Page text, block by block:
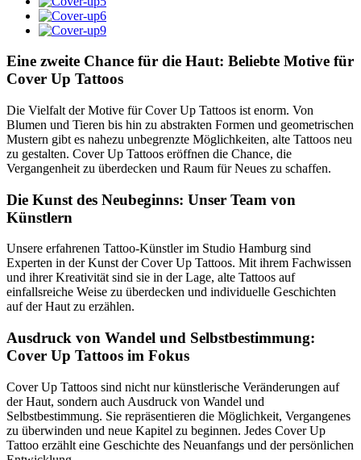
Eine zweite Chance für die Haut: Beliebte Motive für
Cover Up Tattoos
Die Vielfalt der Motive für Cover Up Tattoos ist enorm. Von
Blumen und Tieren bis hin zu abstrakten Formen und geometrischen
Mustern gibt es nahezu unbegrenzte Möglichkeiten, alte Tattoos neu
zu gestalten. Cover Up Tattoos eröffnen die Chance, die
Vergangenheit zu überdecken und Raum für Neues zu schaffen.
Die Kunst des Neubeginns: Unser Team von
Künstlern
Unsere erfahrenen Tattoo-Künstler im Studio Hamburg sind
Experten in der Kunst der Cover Up Tattoos. Mit ihrem Fachwissen
und ihrer Kreativität sind sie in der Lage, alte Tattoos auf
einfallsreiche Weise zu überdecken und individuelle Geschichten
auf der Haut zu erzählen.
Ausdruck von Wandel und Selbstbestimmung:
Cover Up Tattoos im Fokus
Cover Up Tattoos sind nicht nur künstlerische Veränderungen auf
der Haut, sondern auch Ausdruck von Wandel und
Selbstbestimmung. Sie repräsentieren die Möglichkeit, Vergangenes
zu überwinden und neue Kapitel zu beginnen. Jedes Cover Up
Tattoo erzählt eine Geschichte des Neuanfangs und der persönlichen